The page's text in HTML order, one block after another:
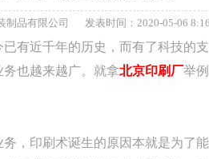
制品有限公司 发表时间：2020-05-06
有近千年的历史，而有了科技的支
务也越来越广。就拿北京印刷厂举
务，印刷术诞生的原因本就是为了